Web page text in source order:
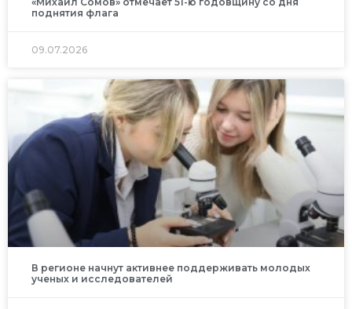
поднятия флага
09.07.2026
В регионе начнут активнее поддерживать молодых
ученых и исследователей